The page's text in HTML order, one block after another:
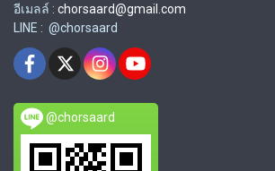
อีเมลล์ : chorsaard@gmail.com
LINE : @chorsaard
@chorsaard